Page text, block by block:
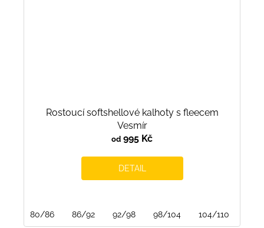
Rostoucí softshellové kalhoty s fleecem
Vesmír
od 995 Kč
DETAIL
80/86 86/92 92/98 98/104 104/110